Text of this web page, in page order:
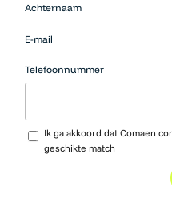
Achternaam
E-mail
Telefoonnummer
Ik ga akkoord dat Comaen
geschikte match
werk
neerzetten.